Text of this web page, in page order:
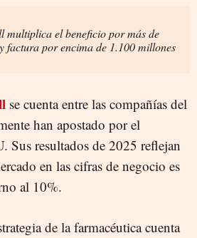
multiplica el beneficio por más de
factura por encima de 1.100 millones
se cuenta entre las compañías del
han apostado por el
Sus resultados de 2025 reflejan
en las cifras de negocio es
al 10%.
de la farmacéutica cuenta